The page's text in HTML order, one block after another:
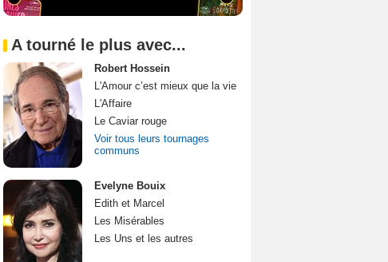
A tourné le plus avec...
Robert Hossein
L'Amour c’est mieux que la vie
L'Affaire
Le Caviar rouge
Voir tous leurs tournages
communs
Evelyne Bouix
Edith et Marcel
Les Misérables
Les Uns et les autres